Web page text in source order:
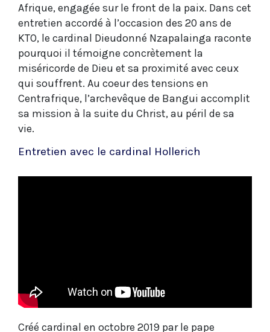
Afrique, engagée sur le front de la paix. Dans cet
entretien accordé à l’occasion des 20 ans de
KTO, le cardinal Dieudonné Nzapalainga raconte
pourquoi il témoigne concrètement la
miséricorde de Dieu et sa proximité avec ceux
qui souffrent. Au coeur des tensions en
Centrafrique, l’archevêque de Bangui accomplit
sa mission à la suite du Christ, au péril de sa
vie.
Entretien avec le cardinal Hollerich
Créé cardinal en octobre 2019 par le pape